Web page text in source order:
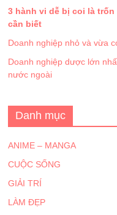
3 hành vi dễ bị coi là
cần biết
Doanh nghiệp nhỏ và vừa
Doanh nghiệp dược lớn
nước ngoài
Danh mục
ANIME – MANGA
CUỘC SỐNG
GIẢI TRÍ
LÀM ĐẸP